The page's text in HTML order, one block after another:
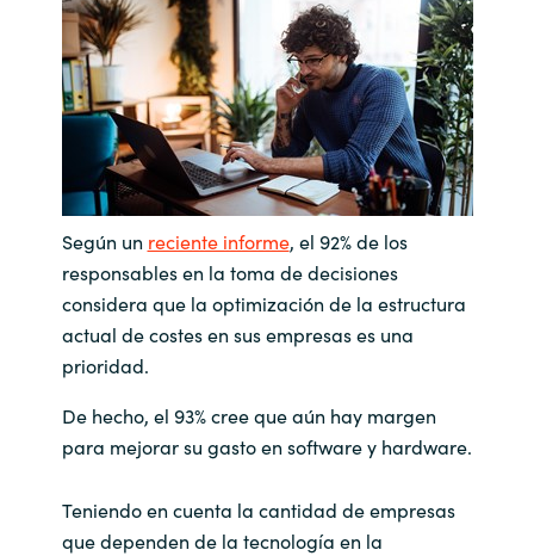
Germany
Hungary
Iceland
Indonesia
Kingdom of Saudi Arabia
Kuwait
Lithuania
Según un reciente informe, el 92% de los
responsables en la toma de decisiones
considera que la optimización de la estructura
actual de costes en sus empresas es una
prioridad.
De hecho, el 93% cree que aún hay margen
para mejorar su gasto en software y hardware.
Teniendo en cuenta la cantidad de empresas
que dependen de la tecnología en la